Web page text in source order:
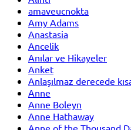
amaveucnokta
Amy Adams
Anastasia
Ancelik
Anılar ve Hikayeler
Anket
Anlaşılmaz derecede
Anne
Anne Boleyn
Anne Hathaway
Anne of the Thousand